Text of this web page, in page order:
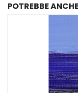
POTREBBE